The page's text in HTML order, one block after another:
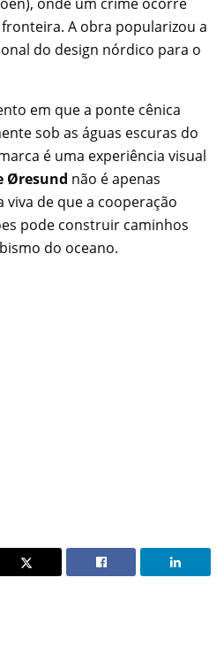
A obra popularizou a
do design nórdico para o
em que a ponte cênica
sob as águas escuras do
é uma experiência visual
Øresund não é apenas
viva de que a cooperação
pode construir caminhos
do oceano.